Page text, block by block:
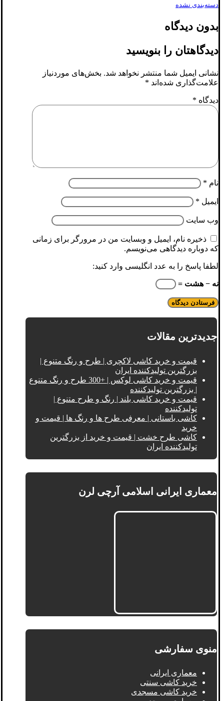
دسته‌بندی نشده
بدون دیدگاه
دیدگاهتان را بنویسید
نشانی ایمیل شما منتشر نخواهد شد. بخش‌های موردنیاز
علامت‌گذاری شده‌اند *
دیدگاه *
نام *
ایمیل *
وب‌ سایت
ذخیره نام، ایمیل و وبسایت من در مرورگر برای زمانی
که دوباره دیدگاهی می‌نویسم.
لطفا پاسخ را به عدد انگلیسی وارد کنید:
نه − هشت =
جدیدترین مقالات
قیمت و خرید کاشی لاکچری | طرح و رنگ متنوع |
بزرگترین تولیدکننده ایران
قیمت و خرید کاشی لوکس | +300 طرح و رنگ متنوع
| بزرگترین تولیدکننده
قیمت و خرید کاشی بلند | رنگ و طرح متنوع |
تولیدکننده
کاشی باستانی | معرفی طرح ها و رنگ ها | قیمت و
خرید
کاشی طرح خشت | قیمت و خرید از بزرگترین
تولیدکننده ایران
معماری ایرانی اسلامی آرچی لرن
منوی سفارشی
معماری ایرانی
خرید کاشی سنتی
خرید کاشی مسجدی